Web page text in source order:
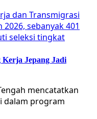
Jepang Jadi
mencatatkan
dalam program